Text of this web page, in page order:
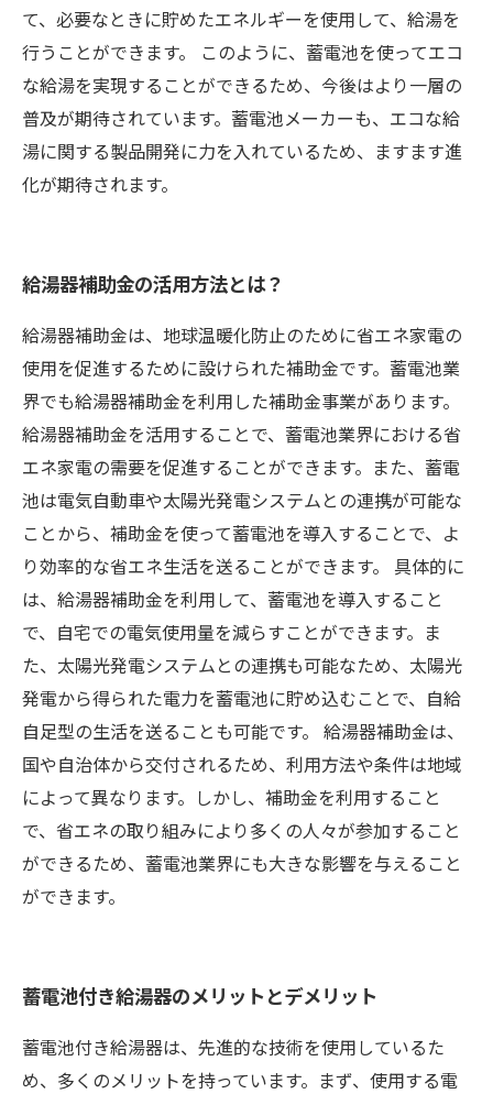
て、必要なときに貯めたエネルギーを使用して、給湯を
行うことができます。 このように、蓄電池を使ってエコ
な給湯を実現することができるため、今後はより一層の
普及が期待されています。蓄電池メーカーも、エコな給
湯に関する製品開発に力を入れているため、ますます進
化が期待されます。
給湯器補助金の活用方法とは？
給湯器補助金は、地球温暖化防止のために省エネ家電の
使用を促進するために設けられた補助金です。蓄電池業
界でも給湯器補助金を利用した補助金事業があります。
給湯器補助金を活用することで、蓄電池業界における省
エネ家電の需要を促進することができます。また、蓄電
池は電気自動車や太陽光発電システムとの連携が可能な
ことから、補助金を使って蓄電池を導入することで、よ
り効率的な省エネ生活を送ることができます。 具体的に
は、給湯器補助金を利用して、蓄電池を導入すること
で、自宅での電気使用量を減らすことができます。ま
た、太陽光発電システムとの連携も可能なため、太陽光
発電から得られた電力を蓄電池に貯め込むことで、自給
自足型の生活を送ることも可能です。 給湯器補助金は、
国や自治体から交付されるため、利用方法や条件は地域
によって異なります。しかし、補助金を利用すること
で、省エネの取り組みにより多くの人々が参加すること
ができるため、蓄電池業界にも大きな影響を与えること
ができます。
蓄電池付き給湯器のメリットとデメリット
蓄電池付き給湯器は、先進的な技術を使用しているた
め、多くのメリットを持っています。まず、使用する電